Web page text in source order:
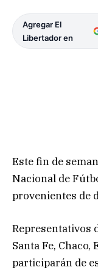
Agregar El
Libertador en
Este fin de
Nacional de
provenientes de
Representativos
Santa Fe,
participarán de